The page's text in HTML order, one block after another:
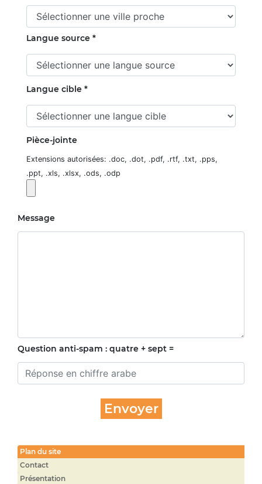
Langue source *
Langue cible *
Pièce-jointe
Extensions autorisées: .doc, .dot, .pdf, .rtf, .txt, .pps,
.ppt, .xls, .xlsx, .ods, .odp
Message
Question anti-spam : quatre + sept =
Plan du site
Contact
Présentation